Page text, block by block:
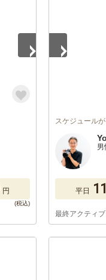
円
スケジュール
男
平日
最終アクティ